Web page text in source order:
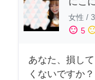
女性 /
sentiment_satisfied 5
あなた、損し
くないですか？